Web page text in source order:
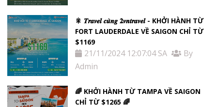
🎇 𝑻𝒓𝒂𝒗𝒆𝒍 𝒄𝒖̀𝒏𝒈 𝟐𝒗𝒏𝒕𝒓𝒂𝒗𝒆𝒍 - KHỞI HÀNH TỪ
FORT LAUDERDALE VỀ SAIGON CHỈ TỪ
$1169
21/11/2024 12:07:04 SA
By
Admin
🌈 KHỞI HÀNH TỪ TAMPA VỀ SAIGON
CHỈ TỪ $1265 🌈